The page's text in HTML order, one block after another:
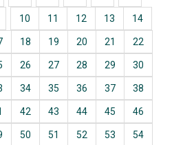
10 11 12 13 14
18 19 20 21 22
26 27 28 29 30
34 35 36 37 38
42 43 44 45 46
50 51 52 53 54